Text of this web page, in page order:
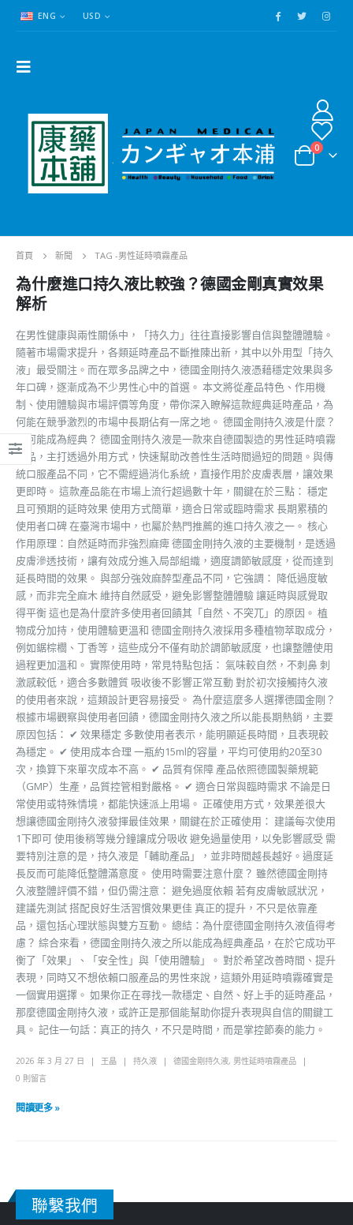
ENG USD
0
首頁 新聞 TAG -男性延時噴霧產品
為什麼進口持久液比較強？德國金剛真實效果
解析
在男性健康與兩性關係中，「持久力」往往直接影響自信與整體體驗。
隨著市場需求提升，各類延時產品不斷推陳出新，其中以外用型「持久
液」最受關注。而在眾多品牌之中，德國金剛持久液憑藉穩定效果與多
年口碑，逐漸成為不少男性心中的首選。 本文將從產品特色、作用機
制、使用體驗與市場評價等角度，帶你深入瞭解這款經典延時產品，為
何能在競爭激烈的市場中長期佔有一席之地。 德國金剛持久液是什麼？
為何能成為經典？ 德國金剛持久液是一款來自德國製造的男性延時噴霧
產品，主打透過外用方式，快速幫助改善性生活時間過短的問題。與傳
統口服產品不同，它不需經過消化系統，直接作用於皮膚表層，讓效果
更即時。 這款產品能在市場上流行超過數十年，關鍵在於三點： 穩定
且可預期的延時效果 使用方式簡單，適合日常或臨時需求 長期累積的
使用者口碑 在臺灣市場中，也屬於熱門推薦的進口持久液之一。 核心
作用原理：自然延時而非強烈麻痺 德國金剛持久液的主要機制，是透過
皮膚滲透技術，讓有效成分進入局部組織，適度調節敏感度，從而達到
延長時間的效果。 與部分強效麻醉型產品不同，它強調： 降低過度敏
感，而非完全麻木 維持自然感受，避免影響整體體驗 讓延時與感覺取
得平衡 這也是為什麼許多使用者回饋其「自然、不突兀」的原因。 植
物成分加持，使用體驗更溫和 德國金剛持久液採用多種植物萃取成分，
例如鋸棕櫚、丁香等，這些成分不僅有助於調節敏感度，也讓整體使用
過程更加溫和。 實際使用時，常見特點包括： 氣味較自然，不刺鼻 刺
激感較低，適合多數體質 吸收後不影響正常互動 對於初次接觸持久液
的使用者來說，這類設計更容易接受。 為什麼這麼多人選擇德國金剛？
根據市場觀察與使用者回饋，德國金剛持久液之所以能長期熱銷，主要
原因包括： ✔ 效果穩定 多數使用者表示，能明顯延長時間，且表現較
為穩定。 ✔ 使用成本合理 一瓶約15ml的容量，平均可使用約20至30
次，換算下來單次成本不高。 ✔ 品質有保障 產品依照德國製藥規範
（GMP）生產，品質控管相對嚴格。 ✔ 適合日常與臨時需求 不論是日
常使用或特殊情境，都能快速派上用場。 正確使用方式，效果差很大
想讓德國金剛持久液發揮最佳效果，關鍵在於正確使用： 建議每次使用
1下即可 使用後稍等幾分鐘讓成分吸收 避免過量使用，以免影響感受 需
要特別注意的是，持久液是「輔助產品」，並非時間越長越好。過度延
長反而可能降低整體滿意度。 使用時需要注意什麼？ 雖然德國金剛持
久液整體評價不錯，但仍需注意： 避免過度依賴 若有皮膚敏感狀況，
建議先測試 搭配良好生活習慣效果更佳 真正的提升，不只是依靠產
品，還包括心理狀態與雙方互動。 總結：為什麼德國金剛持久液值得考
慮？ 綜合來看，德國金剛持久液之所以能成為經典產品，在於它成功平
衡了「效果」、「安全性」與「使用體驗」。 對於希望改善時間、提升
表現，同時又不想依賴口服產品的男性來說，這類外用延時噴霧確實是
一個實用選擇。 如果你正在尋找一款穩定、自然、好上手的延時產品，
那麼德國金剛持久液，或許正是那個能幫助你提升表現與自信的關鍵工
具。 記住一句話：真正的持久，不只是時間，而是掌控節奏的能力。
2026 年 3 月 27 日 王晶 持久液 德國金剛持久液, 男性延時噴霧產品
0 則留言
閱讀更多 »
聯繫我們